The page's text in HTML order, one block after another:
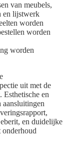
van meubels,
en lijstwerk
worden
worden
worden
uit met de
Esthetische en
aansluitingen
en duidelijke
onderhoud